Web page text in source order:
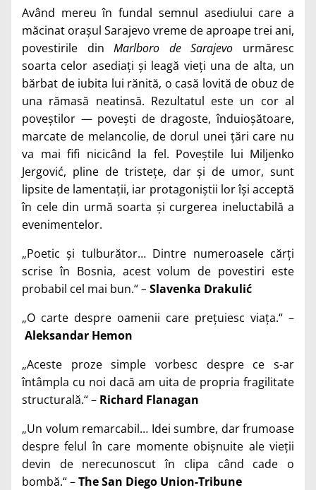
Având mereu în fundal semnul asediului care a
măcinat orașul Sarajevo vreme de aproape trei ani,
povestirile dinMarlboro de Sarajevo urmăresc
soarta celor asediați și leagă vieți una de alta, un
bărbat de iubita lui rănită, o casă lovită de obuz de
una rămasă neatinsă. Rezultatul este un cor al
poveștilor — povești de dragoste, înduioșătoare,
marcate de melancolie, de dorul unei țări care nu
va mai fifi nicicând la fel. Poveștile lui Miljenko
Jergović, pline de tristețe, dar și de umor, sunt
lipsite de lamentații, iar protagoniștii lor își acceptă
în cele din urmă soarta și curgerea ineluctabilă a
evenimentelor.
„Poetic și tulburător… Dintre numeroasele cărți
scrise în Bosnia, acest volum de povestiri este
probabil cel mai bun.“– Slavenka Drakulić
„O carte despre oamenii care prețuiesc viața.“ –
Aleksandar Hemon
„Aceste proze simple vorbesc despre ce s-ar
întâmpla cu noi dacă am uita de propria fragilitate
structurală.“ – Richard Flanagan
„Un volum remarcabil… Idei sumbre, dar frumoase
despre felul în care momente obișnuite ale vieții
devin de nerecunoscut în clipa când cade o
bombă.“ –The San Diego Union-Tribune